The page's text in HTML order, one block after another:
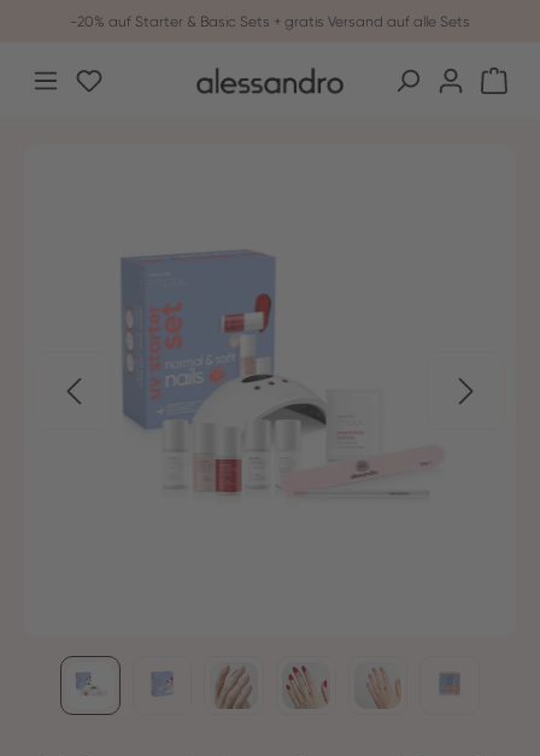
Zum Hauptinhalt springen
-20% auf Starter & Basic Sets + gratis Versand auf alle Sets
Du hast 0 Produkte auf dem Merkzettel